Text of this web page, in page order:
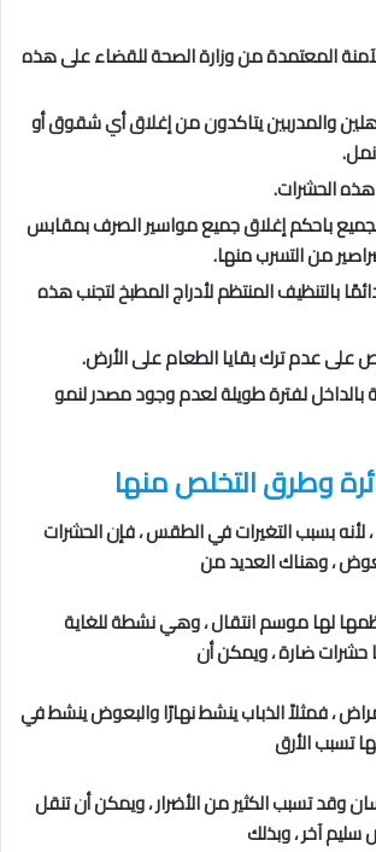
المعتمدة من وزارة الصحة للقضاء على هذه
والمدربين يتاكدون من إغلاق أي شقوق أو
هذه الحشرات.
باحكم إغلاق جميع مواسير الصرف بمقابس
من التسرب منها.
بالتنظيف المنتظم لأدراج المطبخ لتجنب هذه
على عدم ترك بقايا الطعام على الأرض.
بالداخل لفترة طويلة لعدم وجود مصدر لنمو
وطرق التخلص منها
بسبب التغيرات في الطقس ، فإن الحشرات
، وهناك العديد من
لها موسم انتقال ، وهي نشطة للغاية
حشرات ضارة ، ويمكن أن
، فمثلاً الذباب ينشط نهارًا والبعوض ينشط في
تسبب الأرق
وقد تسبب الكثير من الأضرار ، ويمكن أن تنقل
آخر ، وبذلك